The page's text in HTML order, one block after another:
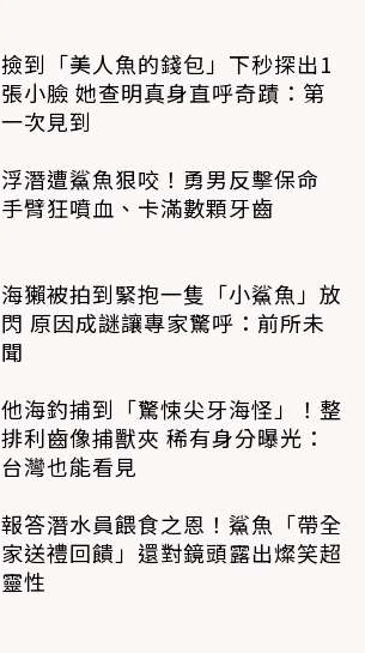
撿到「美人魚的錢包」下秒探出1
張小臉 她查明真身直呼奇蹟：第
一次見到
浮潛遭鯊魚狠咬！勇男反擊保命
手臂狂噴血、卡滿數顆牙齒
海獺被拍到緊抱一隻「小鯊魚」放
閃 原因成謎讓專家驚呼：前所未
聞
他海釣捕到「驚悚尖牙海怪」！整
排利齒像捕獸夾 稀有身分曝光：
台灣也能看見
報答潛水員餵食之恩！鯊魚「帶全
家送禮回饋」還對鏡頭露出燦笑超
靈性